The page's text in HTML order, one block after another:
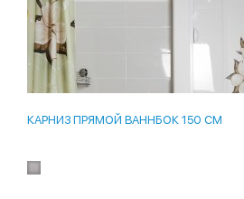
КАРНИЗ ПРЯМОЙ ВАННБОК 150 СМ